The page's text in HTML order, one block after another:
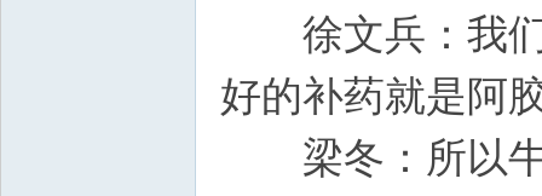
徐文兵：我们
好的补药就是阿
梁冬：所以